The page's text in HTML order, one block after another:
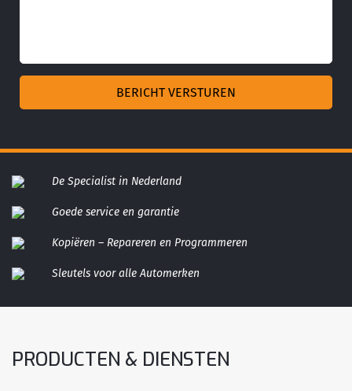
De Specialist in Nederland
Goede service en garantie
Kopiëren – Repareren en Programmeren
Sleutels voor alle Automerken
PRODUCTEN & DIENSTEN